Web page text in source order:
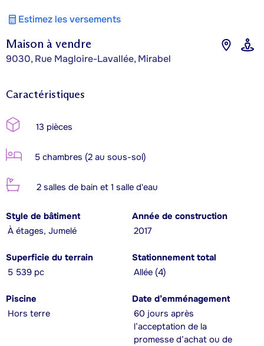
Maison à vendre
9030, Rue Magloire-Lavallée, Mirabel
Estimez les versements
Caractéristiques
13 pièces
5 chambres (2 au sous-sol)
2 salles de bain et 1 salle d'eau
Style de bâtiment
À étages, Jumelé
Année de construction
2017
Superficie du terrain
5 539 pc
Stationnement total
Allée (4)
Piscine
Hors terre
Date d’emménagement
60 jours après
l’acceptation de la
promesse d’achat ou de